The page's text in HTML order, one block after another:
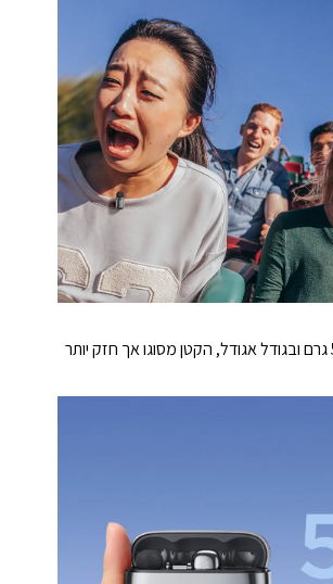
עדיין שוקל רק 5 גרם ובגודל אגודל, הקטן מסוגו אך חזק יותר